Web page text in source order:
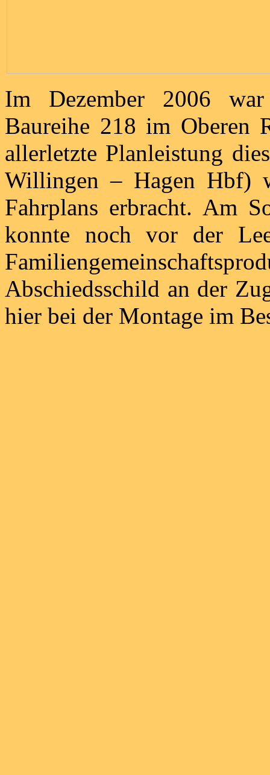
Im Dezember 2006
Baureihe 218 im Oberen
allerletzte Planleistung
Willingen – Hagen Hbf)
Fahrplans erbracht. Am
konnte noch vor der
Abschiedsschild an der
hier bei der Montage im